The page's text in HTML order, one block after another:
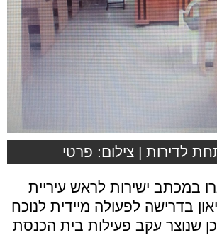
לדירות | צילום: פרטי
במכתב ישירות לראש עיריית
בדרישה לפעולה מיידית לנוכח
שנוצר עקב פעילות בית הכנסת